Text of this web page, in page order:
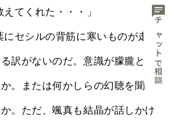
えてくれた・・・」
訳がないのだ。意識が朦朧とし
。または何かしらの幻聴を聞い
。ただ、颯真も結晶が話しかけ
chat
チャットで相談